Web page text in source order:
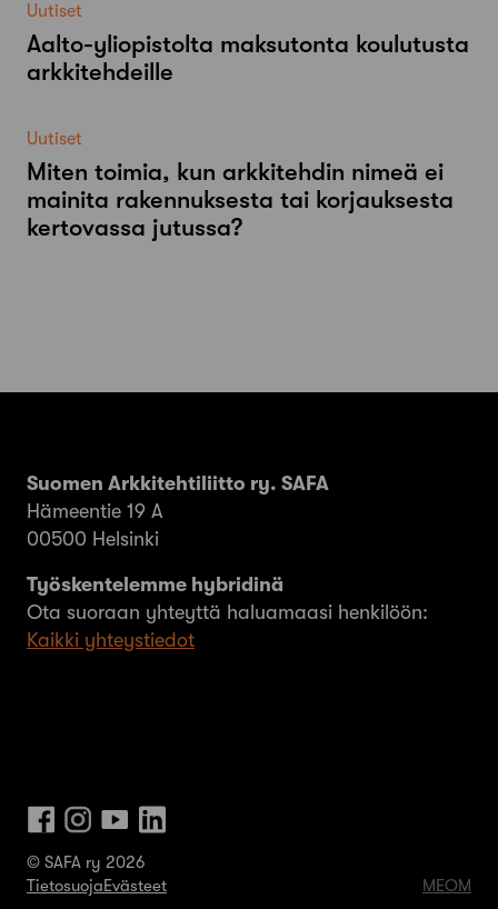
Uutiset
Aalto-​yliopistolta maksutonta koulutusta
arkkitehdeille
Uutiset
Miten toimia, kun arkkitehdin nimeä ei
mainita rakennuksesta tai korjauksesta
kertovassa jutussa?
Suomen Arkkitehtiliitto ry. SAFA
Hämeentie 19 A
00500 Helsinki
Työskentelemme hybridinä
Ota suoraan yhteyttä haluamaasi henkilöön:
Kaikki yhteystiedot
© SAFA ry 2026
TietosuojaEvästeet MEOM